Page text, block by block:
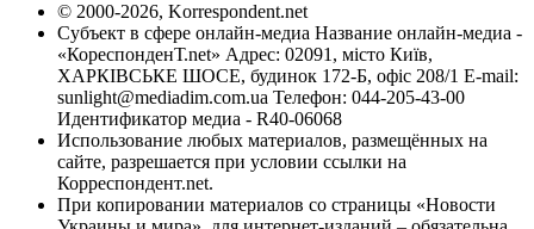
© 2000-2026, Korrespondent.net
Субъект в сфере онлайн-медиа Название онлайн-медиа -
«КореспонденТ.net» Адрес: 02091, місто Київ,
ХАРКІВСЬКЕ ШОСЕ, будинок 172-Б, офіс 208/1 E-mail:
sunlight@mediadim.com.ua Телефон: 044-205-43-00
Идентификатор медиа - R40-06068
Использование любых материалов, размещённых на
сайте, разрешается при условии ссылки на
Корреспондент.net.
При копировании материалов со страницы «Новости